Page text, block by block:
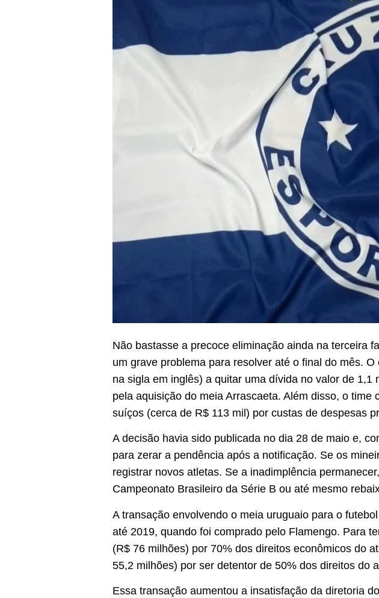
Não bastasse a precoce eliminação ainda na terceira
um grave problema para resolver até o final do mês.
na sigla em inglês) a quitar uma dívida no valor de
pela aquisição do meia Arrascaeta. Além disso, o
suíços (cerca de R$ 113 mil) por custas de despesas
A decisão havia sido publicada no dia 28 de maio e,
para zerar a pendência após a notificação. Se os
registrar novos atletas. Se a inadimplência
Campeonato Brasileiro da Série B ou até mesmo
A transação envolvendo o meia uruguaio para o
até 2019, quando foi comprado pelo Flamengo. Para
(R$ 76 milhões) por 70% dos direitos econômicos do
55,2 milhões) por ser detentor de 50% dos direitos do
Essa transação aumentou a insatisfação da diretoria